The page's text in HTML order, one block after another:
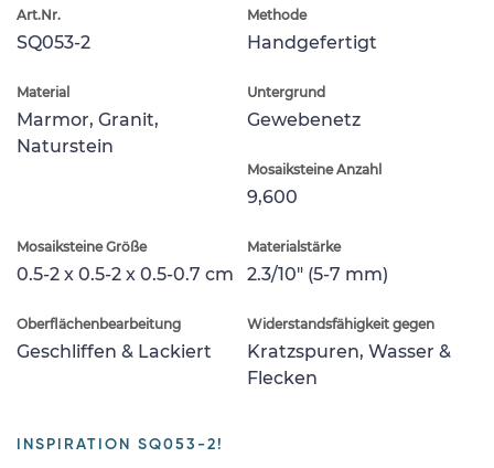
Art.Nr.
SQ053-2
Methode
Handgefertigt
Material
Marmor, Granit,
Naturstein
Untergrund
Gewebenetz
Mosaiksteine Anzahl
9,600
Mosaiksteine Größe
0.5-2 x 0.5-2 x 0.5-0.7 cm
Materialstärke
2.3/10" (5-7 mm)
Oberflächenbearbeitung
Geschliffen & Lackiert
Widerstandsfähigkeit gegen
Kratzspuren, Wasser &
Flecken
INSPIRATION SQ053-2!